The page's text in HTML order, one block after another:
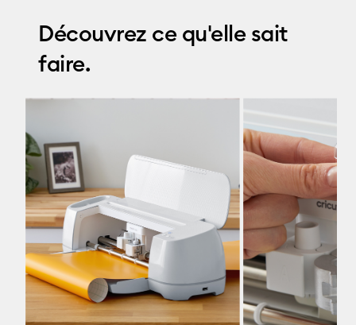
Découvrez ce qu'elle sait
faire.